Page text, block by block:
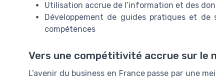
Utilisation accrue de l’information et des
Développement de guides pratiques et
compétences
Vers une compétitivité accrue sur le
L’avenir du business en France passe par une